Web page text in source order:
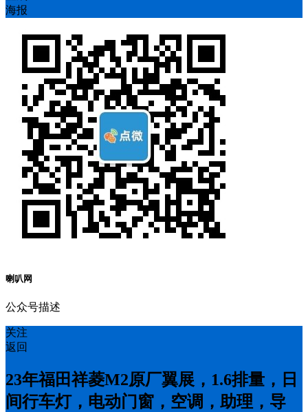
海报
喇叭网
公众号描述
关注
返回
23年福田祥菱M2原厂翼展，1.6排量，日
间行车灯，电动门窗，空调，助理，导